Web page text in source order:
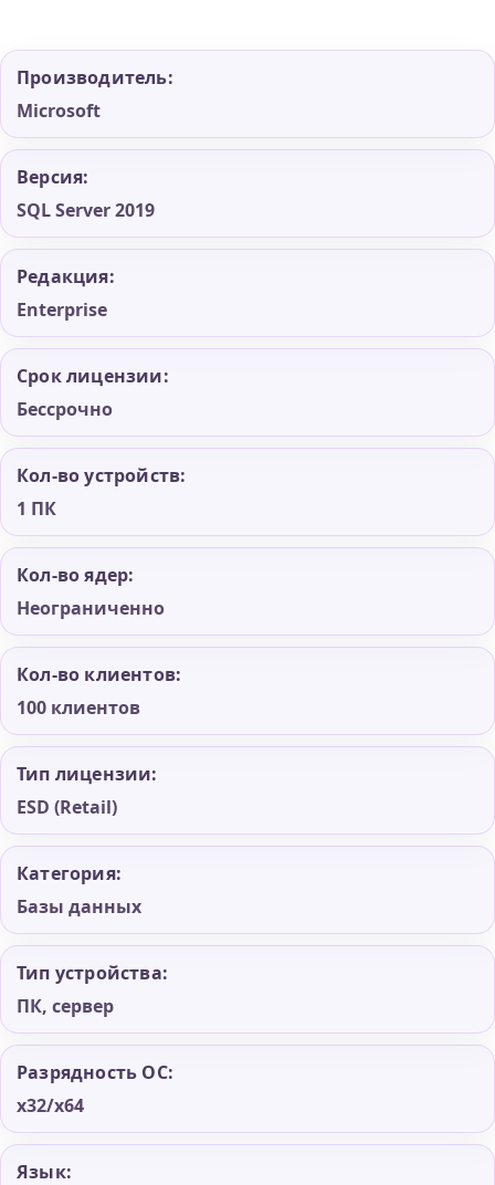
Производитель:
Microsoft
Версия:
SQL Server 2019
Редакция:
Enterprise
Срок лицензии:
Бессрочно
Кол-во устройств:
1 ПК
Кол-во ядер:
Неограниченно
Кол-во клиентов:
100 клиентов
Тип лицензии:
ESD (Retail)
Категория:
Базы данных
Тип устройства:
ПК, сервер
Разрядность ОС:
x32/x64
Язык: